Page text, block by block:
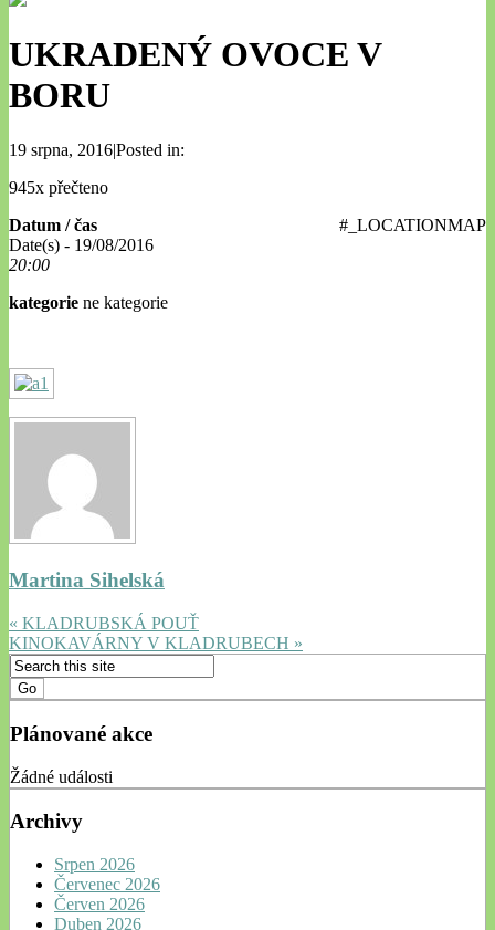
UKRADENÝ OVOCE V
BORU
19 srpna, 2016|Posted in:
945x přečteno
#_LOCATIONMAP
Datum / čas
Date(s) - 19/08/2016
20:00
kategorie ne kategorie
Martina Sihelská
« KLADRUBSKÁ POUŤ
KINOKAVÁRNY V KLADRUBECH »
Plánované akce
Žádné události
Archivy
Srpen 2026
Červenec 2026
Červen 2026
Duben 2026